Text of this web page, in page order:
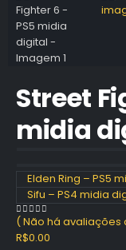
Street
midia
Elden Ring – PS5
Sifu – PS4 midia
0 out of 5
( Não há avaliações
R$0.00